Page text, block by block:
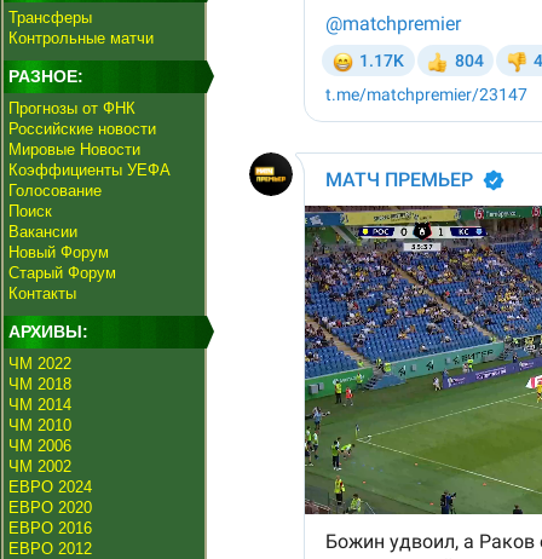
Трансферы
Контрольные матчи
РАЗНОЕ:
Прогнозы от ФНК
Российские новости
Мировые Новости
Коэффициенты УЕФА
Голосование
Поиск
Вакансии
Новый Форум
Старый Форум
Контакты
АРХИВЫ:
ЧМ 2022
ЧМ 2018
ЧМ 2014
ЧМ 2010
ЧМ 2006
ЧМ 2002
ЕВРО 2024
ЕВРО 2020
ЕВРО 2016
ЕВРО 2012